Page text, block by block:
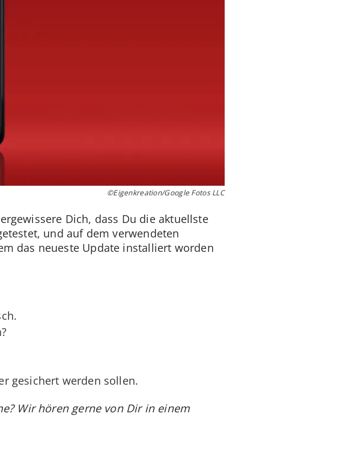
©Eigenkreation/Google Fotos LLC
Dich, dass Du die aktuellste
und auf dem verwendeten
das neueste Update installiert worden
gesichert werden sollen.
Wir hören gerne von Dir in einem